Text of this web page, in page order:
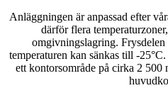
Anläggningen är anpassad efter
därför flera
omgivningslagring. Frysdelen
temperaturen kan sänkas till -
ett kontorsområde på cirka 2 500